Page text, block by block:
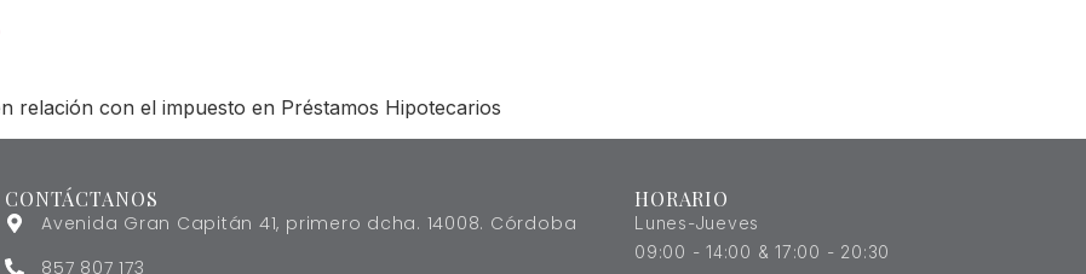
relación con el impuesto en Préstamos Hipotecarios
CONTÁCTANOS
Avenida Gran Capitán 41, primero dcha. 14008. Córdoba
857 807 173
HORARIO
Lunes-Jueves
09:00 - 14:00 & 17:00 - 20:30